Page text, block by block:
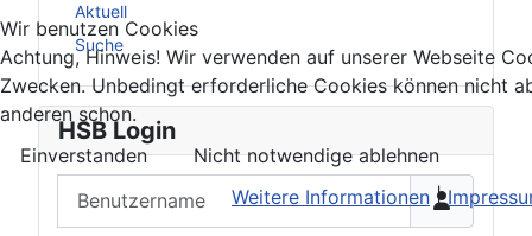
Aktuell
Suche
HSB Login
Wir benutzen Cookies
Achtung, Hinweis! Wir verwenden auf unserer Webseite
Zwecken. Unbedingt erforderliche Cookies können nicht
anderen schon.
Einverstanden
Nicht notwendige ablehnen
Weitere Informationen |